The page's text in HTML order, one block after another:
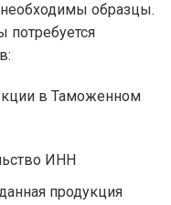
образцы.
потребуется
в Таможенном
ИНН
продукция